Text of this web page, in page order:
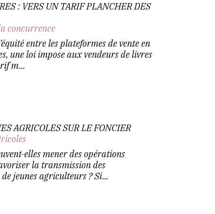
: VERS UN TARIF PLANCHER DES
concurrence
entre les plateformes de vente en
une loi impose aux vendeurs de livres
m...
AGRICOLES SUR LE FONCIER
elles mener des opérations
la transmission des
jeunes agriculteurs ? Si...